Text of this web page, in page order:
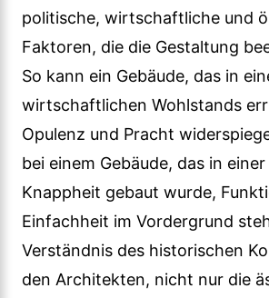
politische, wirtschaftliche und
Faktoren, die die Gestaltung
So kann ein Gebäude, das in
wirtschaftlichen Wohlstands
Opulenz und Pracht
bei einem Gebäude, das in
Knappheit gebaut wurde,
Einfachheit im Vordergrund
Verständnis des historischen
den Architekten, nicht nur die